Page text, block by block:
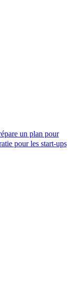
un plan pour
pour les start-ups